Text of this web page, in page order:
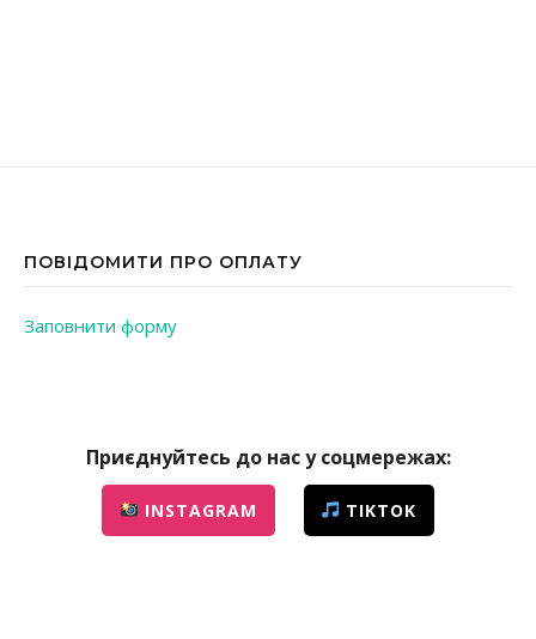
ПОВІДОМИТИ ПРО ОПЛАТУ
Заповнити форму
Приєднуйтесь до нас у соцмережах:
INSTAGRAM TIKTOK